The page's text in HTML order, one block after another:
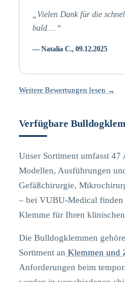
„Vielen Dank für die
bald....“
— Natalia C., 09.12.2025
Weitere Bewertungen lesen →
Verfügbare
Unser Sortiment umfasst
Modellen, Ausführungen
Gefäßchirurgie,
– bei VUBU-Medical finden
Klemme für Ihren
Die Bulldogklemmen
Sortiment an Klemmen und
Anforderungen beim